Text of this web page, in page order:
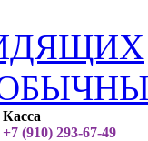
Касса
+7 (910) 293-67-49